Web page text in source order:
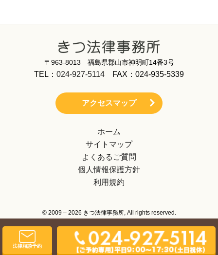
法律相談予約
〒963-8013 福島県郡山市神明町14番3号
TEL： 024-927-5114 FAX：024-935-5339
アクセスマップ
ホーム
サイトマップ
よくあるご質問
個人情報保護方針
利用規約
© 2009 – 2026 きつ法律事務所, All rights reserved.